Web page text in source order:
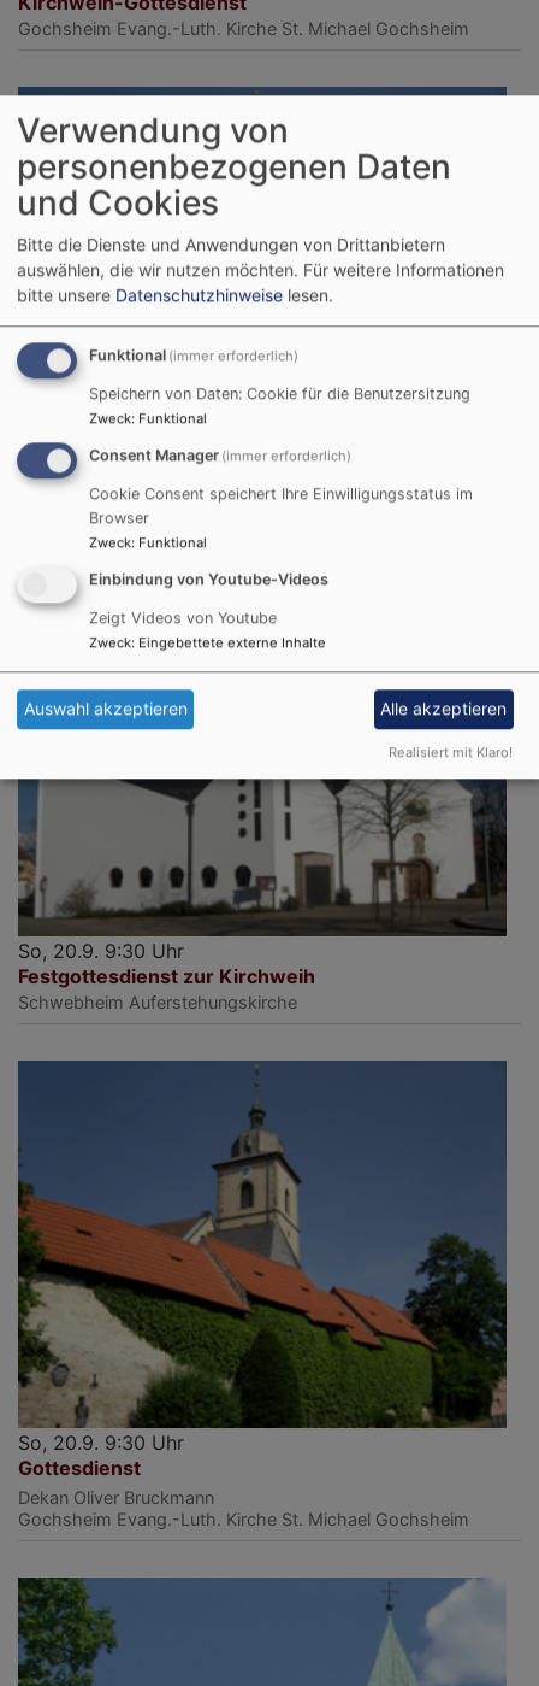
Gochsheim Evang.-Luth. Kirche St. Michael Gochsheim
So, 13.9. 9:30 Uhr
Nachkirchweih-Gottesdienst
Gochsheim Evang.-Luth. Kirche St. Michael Gochsheim
So, 20.9. 9:30 Uhr
Festgottesdienst zur Kirchweih
Schwebheim Auferstehungskirche
So, 20.9. 9:30 Uhr
Gottesdienst
Dekan Oliver Bruckmann
Gochsheim Evang.-Luth. Kirche St. Michael Gochsheim
Verwendung von
personenbezogenen Daten
und Cookies
Bitte die Dienste und Anwendungen von Drittanbietern
auswählen, die wir nutzen möchten. Für weitere Informationen
bitte unsere Datenschutzhinweise lesen.
Funktional (immer erforderlich)
Speichern von Daten: Cookie für die Benutzersitzung
Zweck: Funktional
Consent Manager (immer erforderlich)
Cookie Consent speichert Ihre Einwilligungsstatus im
Browser
Zweck: Funktional
Einbindung von Youtube-Videos
Zeigt Videos von Youtube
Zweck: Eingebettete externe Inhalte
Auswahl akzeptieren Alle akzeptieren
Realisiert mit Klaro!